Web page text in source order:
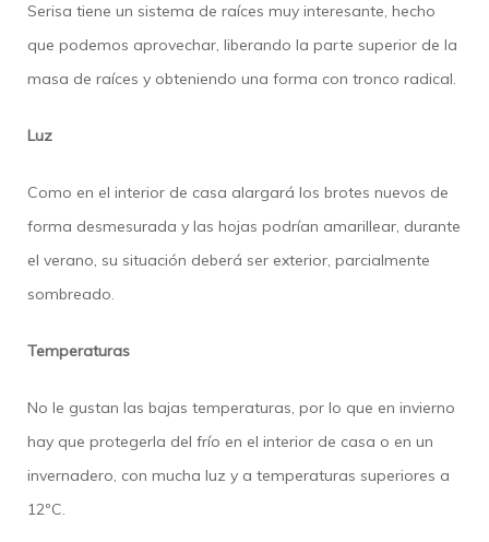
Serisa tiene un sistema de raíces muy interesante, hecho
que podemos aprovechar, liberando la parte superior de la
masa de raíces y obteniendo una forma con tronco radical.
Luz
Como en el interior de casa alargará los brotes nuevos de
forma desmesurada y las hojas podrían amarillear, durante
el verano, su situación deberá ser exterior, parcialmente
sombreado.
Temperaturas
No le gustan las bajas temperaturas, por lo que en invierno
hay que protegerla del frío en el interior de casa o en un
invernadero, con mucha luz y a temperaturas superiores a
12ºC.